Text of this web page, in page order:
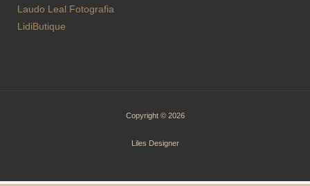
Laudo Leal Fotografia
LidiButique
Copyright © 2026
Liles Designer